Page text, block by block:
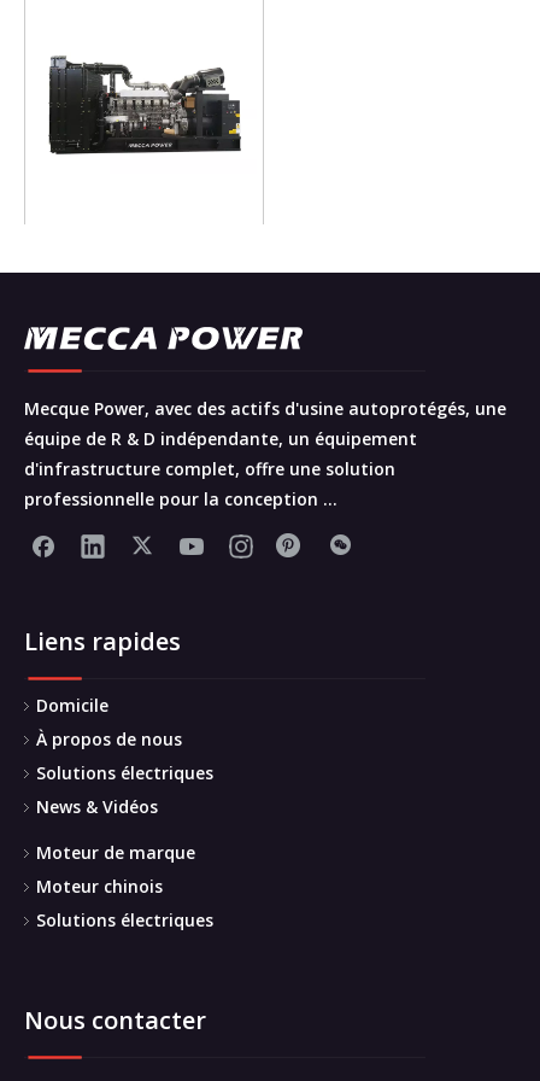
consommation de
PME Générateur diesel
Mecque Power, avec des actifs d'usine autoprotégés, une
équipe de R & D indépendante, un équipement
d'infrastructure complet, offre une solution
professionnelle pour la conception ...
Liens rapides
Domicile
À propos de nous
Solutions électriques
News & Vidéos
Moteur de marque
Moteur chinois
Solutions électriques
Nous contacter